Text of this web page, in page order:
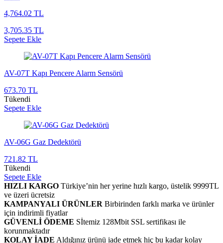
4,764.02 TL
3,705.35 TL
Sepete Ekle
AV-07T Kapı Pencere Alarm Sensörü
673.70 TL
Tükendi
Sepete Ekle
AV-06G Gaz Dedektörü
721.82 TL
Tükendi
Sepete Ekle
HIZLI KARGO Türkiye’nin her yerine hızlı kargo, üstelik 9999TL
ve üzeri ücretsiz
KAMPANYALI ÜRÜNLER Birbirinden farklı marka ve ürünler
için indirimli fiyatlar
GÜVENLİ ÖDEME Sİtemiz 128Mbit SSL sertifikası ile
korunmaktadır
KOLAY İADE Aldığınız ürünü iade etmek hiç bu kadar kolay